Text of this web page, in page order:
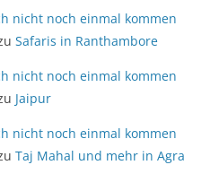
nicht noch einmal kommen
Safaris in Ranthambore
nicht noch einmal kommen
Jaipur
nicht noch einmal kommen
Taj Mahal und mehr in Agra